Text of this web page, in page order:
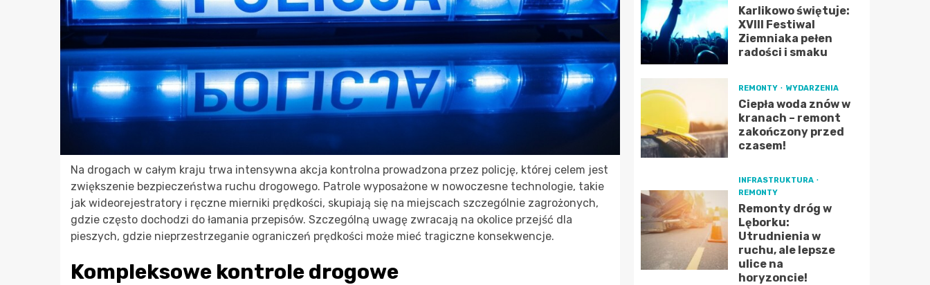
Na drogach w całym kraju trwa intensywna akcja kontrolna prowadzona przez policję, której celem jest
zwiększenie bezpieczeństwa ruchu drogowego. Patrole wyposażone w nowoczesne technologie, takie
jak wideorejestratory i ręczne mierniki prędkości, skupiają się na miejscach szczególnie zagrożonych,
gdzie często dochodzi do łamania przepisów. Szczególną uwagę zwracają na okolice przejść dla
pieszych, gdzie nieprzestrzeganie ograniczeń prędkości może mieć tragiczne konsekwencje.
Kompleksowe kontrole drogowe
Karlikowo świętuje:
XVIII Festiwal
Ziemniaka pełen
radości i smaku
REMONTY WYDARZENIA
Ciepła woda znów w
kranach – remont
zakończony przed
czasem!
INFRASTRUKTURA
REMONTY
Remonty dróg w
Lęborku:
Utrudnienia w
ruchu, ale lepsze
ulice na
horyzoncie!